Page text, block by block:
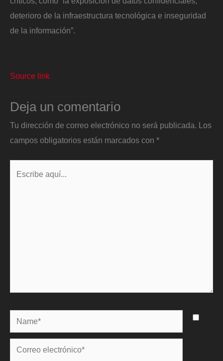
deterioro de la infraestructura tecnológica e inseguridad
de la información”.
Source link
Deja un comentario
Tu dirección de correo electrónico no será publicada. Los
campos obligatorios están marcados con *
Name*
Correo